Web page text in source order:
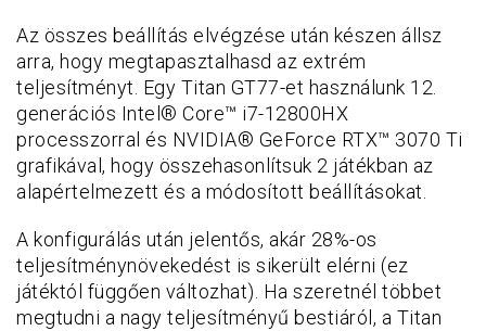
Az összes beállítás elvégzése után készen állsz
arra, hogy megtapasztalhasd az extrém
teljesítményt. Egy Titan GT77-et használunk 12.
generációs Intel® Core™ i7-12800HX
processzorral és NVIDIA® GeForce RTX™ 3070 Ti
grafikával, hogy összehasonlítsuk 2 játékban az
alapértelmezett és a módosított beállításokat.
A konfigurálás után jelentős, akár 28%-os
teljesítménynövekedést is sikerült elérni (ez
játéktól függően változhat). Ha szeretnél többet
megtudni a nagy teljesítményű bestiáról, a Titan